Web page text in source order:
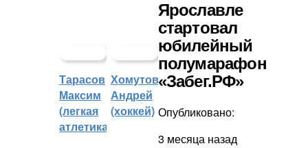
Тарасов
Максим
(легкая
атлетика)
Хомутов
Андрей
(хоккей)
Ярославле
стартовал
юбилейный
полумарафон
«Забег.РФ»
Опубликовано:
3 месяца назад